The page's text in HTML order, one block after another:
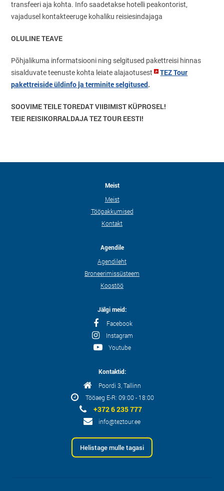
transfeeri aja kohta. Info saadetakse hotelli peakontorist,
vajadusel kontakteeruge kohaliku reisiesindajaga
OLULINE TEAVE
Põhjalikuma informatsiooni ning selgitused pakettreisi hinnas
sisalduvate teenuste kohta leiate alajaotusest
TEZ Tour
pakettreiside üldinfo ja terminite selgitused.
SOOVIME TEILE TOREDAT VIIBIMIST KÜPROSEL!
TEIE REISIKORRALDAJA TEZ TOUR EESTI!
Meist
Meist
Tööpakkumised
Kontakt
Agendile
Agendileht
Broneerimissüsteem
Koostöö
Jälgi meid:
Facebook
Instagram
Youtube
Kontaktid:
Poordi 3, Tallinn
Tööaeg E-R: 09:00 - 18:00
+372 6 235 777
info@teztour.ee
Helistage mulle tagasi